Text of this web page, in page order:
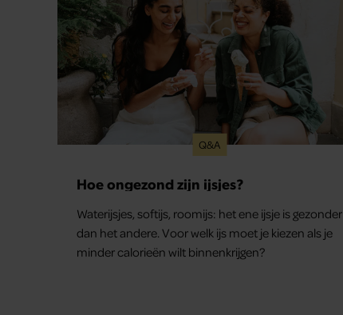
Q&A
Hoe ongezond zijn ijsjes?
Waterijsjes, softijs, roomijs: het ene ijsje is gezonder
dan het andere. Voor welk ijs moet je kiezen als je
minder calorieën wilt binnenkrijgen?